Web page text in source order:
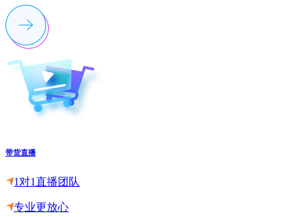
带货直播
1对1直播团队
专业更放心